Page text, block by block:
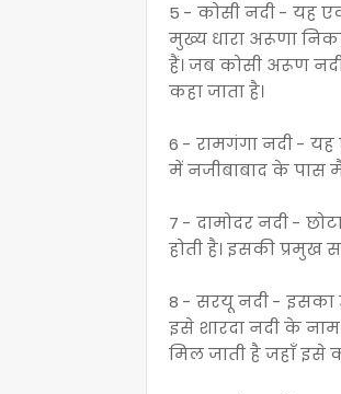
5 - कोसी नदी - यह
मुख्य धारा अरूणा
हैं। जब कोसी अरूण
कहा जाता है।
6 - रामगंगा नदी - यह
में नजीबाबाद के पास
7 - दामोदर नदी -
होती है। इसकी प्रमुख
8 - सरयू नदी - इसका
इसे शारदा नदी के
मिल जाती है जहाँ इसे